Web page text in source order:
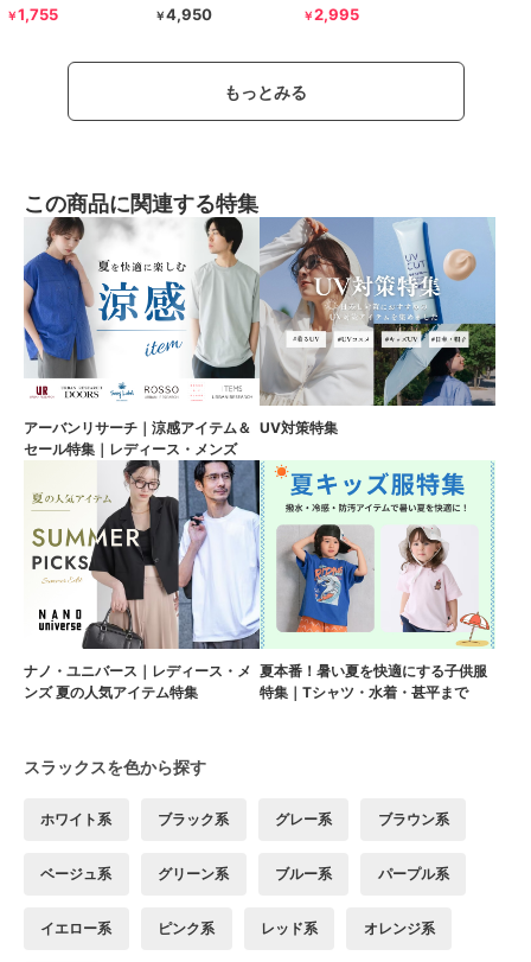
￥1,755 ￥4,950 ￥2,995
もっとみる
この商品に関連する特集
アーバンリサーチ｜涼感アイテム＆
セール特集｜レディース・メンズ
UV対策特集
ナノ・ユニバース｜レディース・メ
ンズ 夏の人気アイテム特集
夏本番！暑い夏を快適にする子供服
特集｜Tシャツ・水着・甚平まで
スラックスを色から探す
ホワイト系 ブラック系 グレー系 ブラウン系
ベージュ系 グリーン系 ブルー系 パープル系
イエロー系 ピンク系 レッド系 オレンジ系